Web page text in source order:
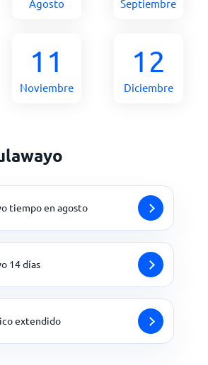
Agosto Septiembre
11
Noviembre
12
Diciembre
tiempo en agosto
14 días
extendido